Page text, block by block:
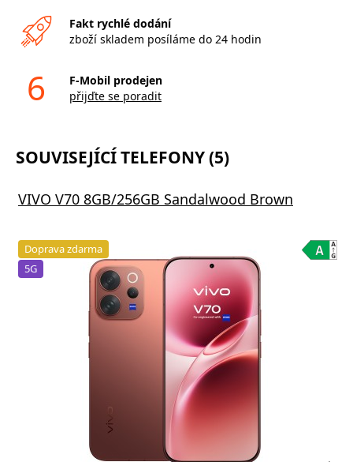
Fakt rychlé dodání
zboží skladem posíláme do 24 hodin
6
F-Mobil prodejen
přijďte se poradit
SOUVISEJÍCÍ TELEFONY (5)
VIVO V70 8GB/256GB Sandalwood Brown
Doprava zdarma
5G